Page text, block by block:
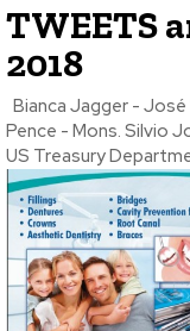
TWEETS
2018
Pence - Mons. Silvio